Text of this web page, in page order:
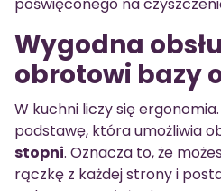
Wygodna
obrotowi bazy
W kuchni liczy się ergonomia.
podstawę, która umożliwia
stopni. Oznacza to, że
rączkę z każdej strony i